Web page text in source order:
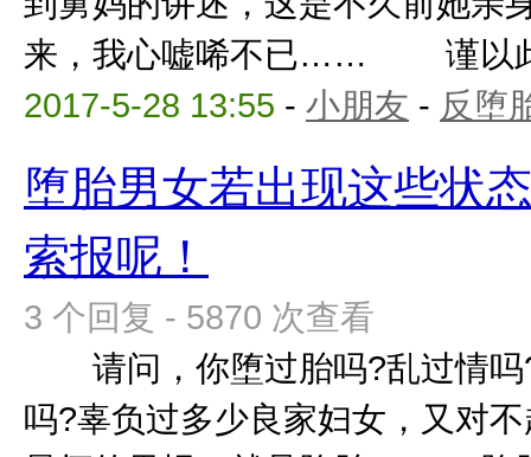
来，我心嘘唏不已…… 谨以此
2017-5-28 13:55 - 小朋友 - 反堕
堕胎男女若出现这些状
索报呢！
3 个回复 - 5870 次查看
请问，你堕过胎吗?乱过情吗
吗?辜负过多少良家妇女，又对